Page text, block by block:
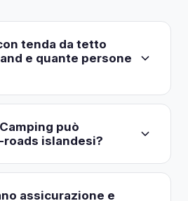
tenda da tetto
e quante persone
un solo SUV con tenda da
Camping (codice CXCN), un
con una rapida tenda ad
e spesso. L'abitacolo e il
per i bagagli.Il noleggio
può
islandesi?
è Highland Authorized
e Lock Mode, quindi
assicurazione e